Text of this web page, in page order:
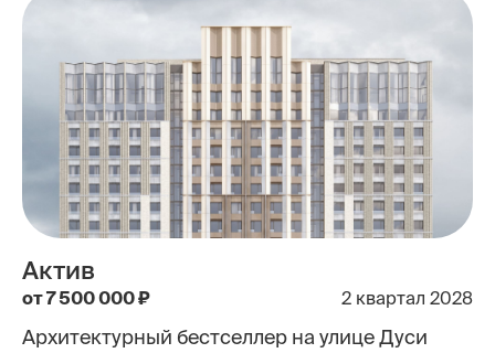
Актив
от 7 500 000 ₽ 2 квартал 2028
Архитектурный бестселлер на улице Дуси